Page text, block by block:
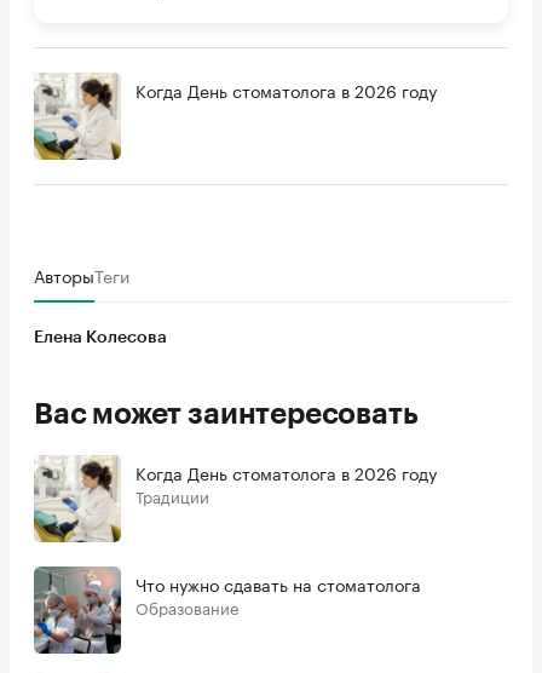
Когда День стоматолога в 2026 году
АвторыТеги
Елена Колесова
Вас может заинтересовать
Когда День стоматолога в 2026 году
Традиции
Что нужно сдавать на стоматолога
Образование